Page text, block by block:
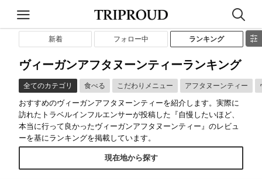
新着 フォロー中 ランキング
ヴィーガンアフタヌーンティーランキング
全てのカテゴリ 食べる こだわりメニュー アフタヌーンティー
おすすめのヴィーガンアフタヌーンティーを紹介します。実際に
訪れたトラベルインフルエンサーが投稿した『自慢したいほど、
本当に行って良かったヴィーガンアフタヌーンティー』のレビュ
ーを基にランキングを掲載しています。
現在地から探す